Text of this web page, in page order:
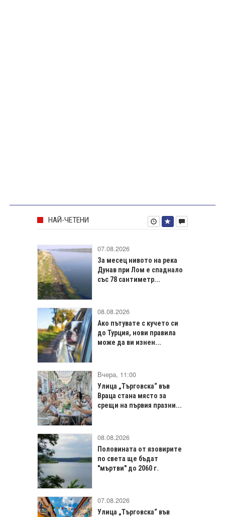
НАЙ-ЧЕТЕНИ
07.08.2026
За месец нивото на река
Дунав при Лом е спаднало
със 78 сантиметр...
08.08.2026
Ако пътувате с кучето си
до Турция, нови правила
може да ви изнен...
Вчера, 11:00
Улица „Търговска“ във
Враца стана място за
срещи на първия празни...
08.08.2026
Половината от язовирите
по света ще бъдат
"мъртви" до 2060 г.
07.08.2026
Улица „Търговска“ във